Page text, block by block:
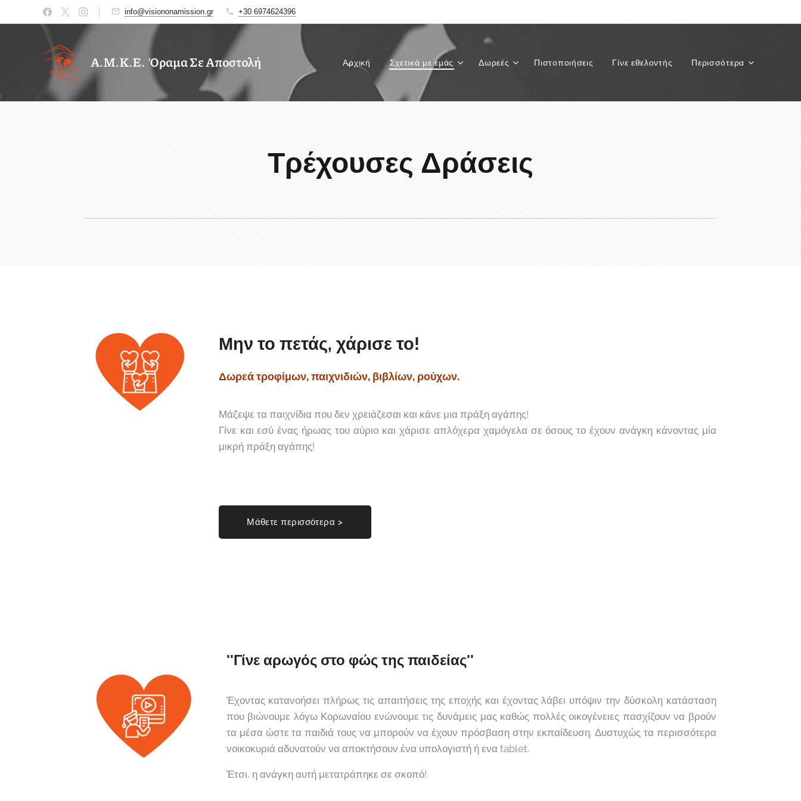
info@visiononamission.gr +30 6974624396
Α.Μ.Κ.Ε. Όραμα Σε Αποστολή Αρχική Σχετικά με εμάς Δωρεές Πιστοποιήσεις Γίνε εθελοντής Περισσότερα
Τρέχουσες Δράσεις
Μην το πετάς, χάρισε το!
Δωρεά τροφίμων,παιχνιδιών, βιβλίων, ρούχων.
Μάζεψε τα παιχνίδια που δεν χρειάζεσαι και κάνε μια πράξη αγάπης!
Γίνε και εσύ ένας ήρωας του αύριο και χάρισε απλόχερα χαμόγελα σε όσους το έχουν ανάγκη κάνοντας μία
μικρή πράξη αγάπης!
Μάθετε περισσότερα >
''Γίνε αρωγός στο φώς της παιδείας''
Έχοντας κατανοήσει πλήρως τις απαιτήσεις της εποχής και έχοντας λάβει υπόψιν την δύσκολη κατάσταση
που βιώνουμε λόγω Κορωναίου ενώνουμε τις δυνάμεις μας καθώς πολλές οικογένειες πασχίζουν να βρούν
τα μέσα ώστε τα παιδιά τους να μπορούν να έχουν πρόσβαση στην εκπαίδευση. Δυστυχώς τα περισσότερα
νοικοκυριά αδυνατούν να αποκτήσουν ένα υπολογιστή ή ενα tablet.
Έτσι, η ανάγκη αυτή μετατράπηκε σε σκοπό!